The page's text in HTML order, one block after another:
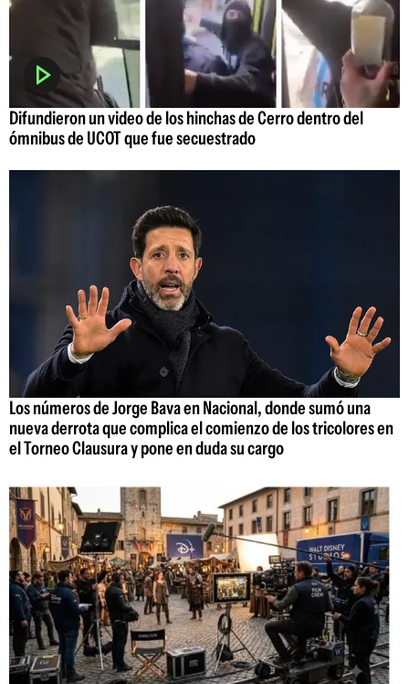
Difundieron un video de los hinchas de Cerro dentro del
ómnibus de UCOT que fue secuestrado
Los números de Jorge Bava en Nacional, donde sumó una
nueva derrota que complica el comienzo de los tricolores en
el Torneo Clausura y pone en duda su cargo